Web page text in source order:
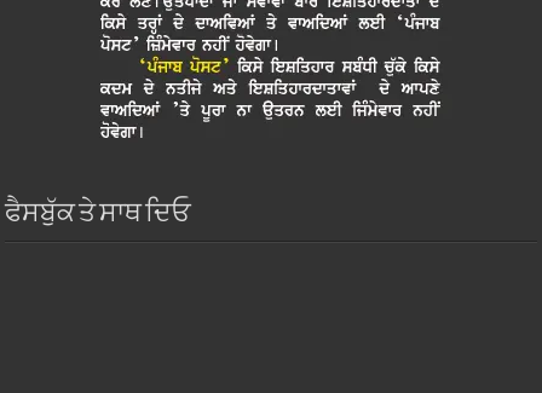
ਫੈਸਬੁੱਕ ਤੇ ਸਾਥ ਦਿਓ